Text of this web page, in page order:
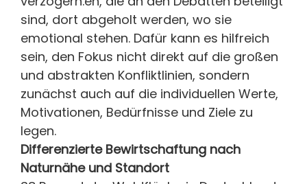
sind, dort abgeholt werden, wo sie
emotional stehen. Dafür kann es hilfreich
sein, den Fokus nicht direkt auf die großen
und abstrakten Konfliktlinien, sondern
zunächst auch auf die individuellen Werte,
Motivationen, Bedürfnisse und Ziele zu
legen.
Differenzierte Bewirtschaftung nach
Naturnähe und Standort